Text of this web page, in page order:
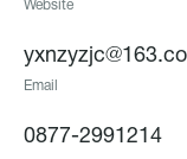
Website
Email
0877-2991214